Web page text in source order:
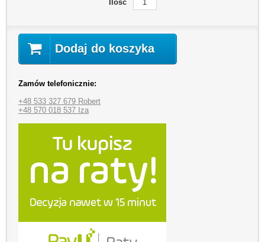
Ilość
Dodaj do koszyka
Zamów telefonicznie:
+48 533 327 679 Robert
+48 570 018 537 Iza